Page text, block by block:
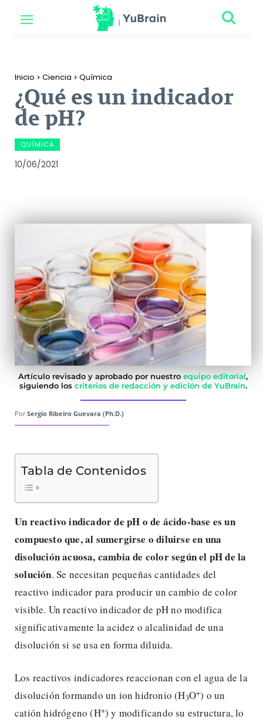
Inicio Ciencia Química
¿Qué es un indicador
de pH?
QUÍMICA
10/06/2021
Artículo revisado y aprobado por nuestro equipo editorial,
siguiendo los criterios de redacción y edición de YuBrain.
Por Sergio Ribeiro Guevara (Ph.D.)
Tabla de Contenidos
Un reactivo indicador de pH o de ácido-base es un
compuesto que, al sumergirse o diluirse en una
disolución acuosa, cambia de color según el pH de la
solución. Se necesitan pequeñas cantidades del
reactivo indicador para producir un cambio de color
visible. Un reactivo indicador de pH no modifica
significativamente la acidez o alcalinidad de una
disolución si se usa en forma diluida.
Los reactivos indicadores reaccionan con el agua de la
disolución formando un ion hidronio (H3O+) o un
catión hidrógeno (H+) y modificando su estructura, lo